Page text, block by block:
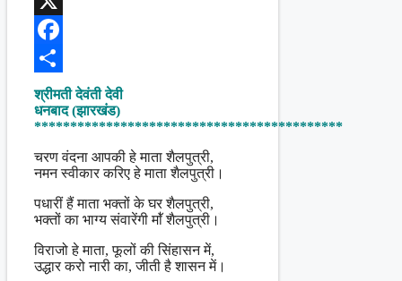
X
Facebook
Share
श्रीमती देवंती देवी
धनबाद (झारखंड)
*******************************************
चरण वंदना आपकी हे माता शैलपुत्री,
नमन स्वीकार करिए हे माता शैलपुत्री।
पधारीं हैं माता भक्तों के घर शैलपुत्री,
भक्तों का भाग्य संवारेंगी माॅ॑ शैलपुत्री।
विराजो हे माता, फूलों की सिंहासन में,
उद्धार करो नारी का, जीती है शासन में।